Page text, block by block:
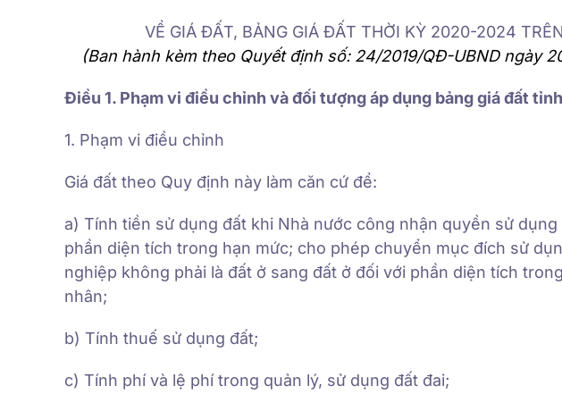
VỀ GIÁ ĐẤT, BẢNG GIÁ ĐẤT THỜI KỲ 2020-2024
(Ban hành kèm theo Quyết định số: 24/2019/QĐ-UBND ngày
Điều 1. Phạm vi điều chỉnh và đối tượng áp dụng bảng giá đất
1. Phạm vi điều chỉnh
Giá đất theo Quy định này làm căn cứ để:
a) Tính tiền sử dụng đất khi Nhà nước công nhận quyền sử
phần diện tích trong hạn mức; cho phép chuyển mục đích sử
nghiệp không phải là đất ở sang đất ở đối với phần diện tích
nhân;
b) Tính thuế sử dụng đất;
c) Tính phí và lệ phí trong quản lý, sử dụng đất đai;